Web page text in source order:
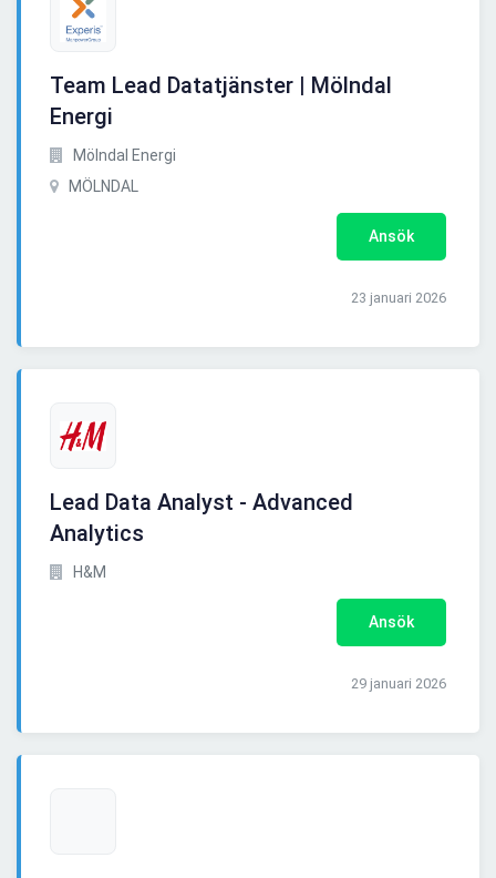
Team Lead Datatjänster | Mölndal
Energi
Mölndal Energi
MÖLNDAL
Ansök
23 januari 2026
Lead Data Analyst - Advanced
Analytics
H&M
Ansök
29 januari 2026